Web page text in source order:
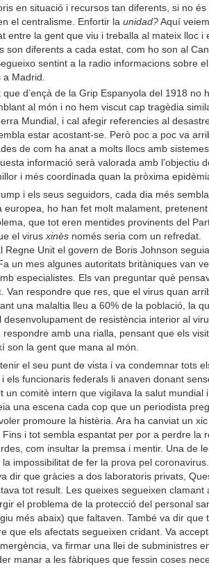
en situació i recursos tan diferents, si no
el centralisme. Enfortir launidad?Aquí
entre la gent que viu i treballa al mateix lloc i
son diferents a cada estat, com ho son al
sentint a la radio informacions sobre
Madrid.
d’ençà de la Grip Espanyola del 1918 no
al món i no hem viscut cap tragèdia
Mundial, i cal afegir referencies al
estar acostant-se. Però poc a poc va
de com ha anat a molts llocs amb
informació serà valorada amb l’objectiu
i més coordinada quan la pròxima
i els seus seguidors, cada dia més
europea, ho han fet molt malament,
que tot eren mentides provinents del
el virus xinès només seria com un refredat.
Regne Unit el govern de Boris Johnson
un mes algunes autoritats britàniques van
especialistes. Els van preguntar què
Van respondre que res, que el virus quan
una malaltia lleu a 60% de la població, la
desenvolupament de resistència interior al
respondre amb una rialla, pensant que els
son la gent que mana al món.
el seu punt de vista i va condemnar tots
els funcionaris federals li anaven donant
un comitè intern que vigilava la salut mundial i
una escena cada cop que un periodista
promoure la histèria. Ara ha canviat un
Fins i tot sembla espantat per por a perdre la
com insultar la premsa i mentir. Una de
impossibilitat de fer la prova pel
dir que gràcies a dos laboratoris privats,
tot result. Les queixes segueixen clamant
el problema de la protecció del personal
més abaix) que faltaven. També va dir que
que els afectats segueixen cridant. Va
va firmar una llei de subministres
manar a les fàbriques que fessin coses